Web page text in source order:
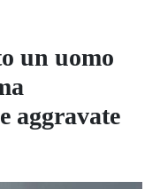
un uomo
aggravate